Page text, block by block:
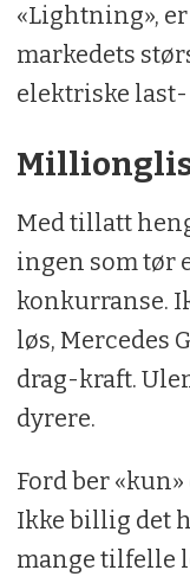
«Lightning»,
markedets
elektriske
Med tillatt
ingen som tør
konkurranse.
løs, Mercedes
drag-kraft.
dyrere.
Ford ber
Ikke billig det
mange tilfelle